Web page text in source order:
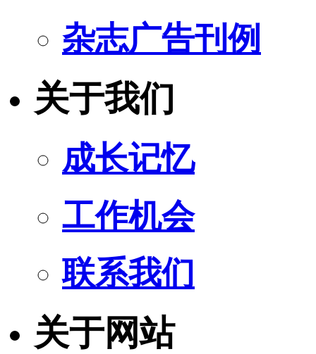
杂志广告刊例
关于我们
成长记忆
工作机会
联系我们
关于网站